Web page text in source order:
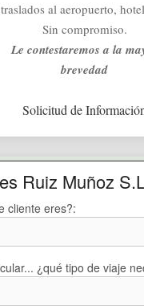
traslados al aeropuerto,
Sin compromiso.
Le contestaremos a la
brevedad
Solicitud de